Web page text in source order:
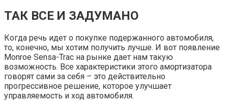
ТАК ВСЕ И ЗАДУМАНО
Когда речь идет о покупке подержанного автомобиля,
то, конечно, мы хотим получить лучше. И вот появление
Monroe Sensa-Trac на рынке дает нам такую
возможность. Все характеристики этого амортизатора
говорят сами за себя – это действительно
прогрессивное решение, которое улучшает
управляемость и ход автомобиля.